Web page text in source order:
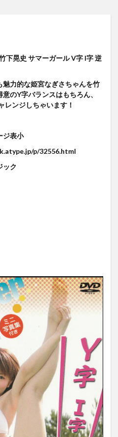
下晃史 サマーガール V字 I字 逆
力的な姫宮なぎさちゃんを竹
のY字バランスはもちろん、
レンジしちゃいます！
ジ表小
p/32556.html
ック